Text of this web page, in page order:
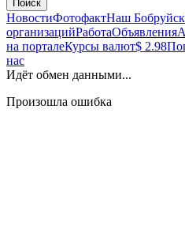
Поиск
НовостиФотофактНаш Бобруйск
организацийРаботаОбъявления
на порталеКурсы валют$ 2.98
нас
Идёт обмен данными...
Произошла ошибка